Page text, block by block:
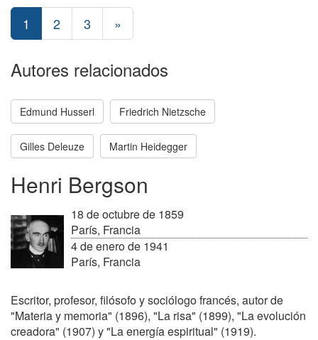
1 2 3 »
Autores relacionados
Edmund Husserl Friedrich Nietzsche
Gilles Deleuze Martin Heidegger
Henri Bergson
18 de octubre de 1859
París, Francia
4 de enero de 1941
París, Francia
Escritor, profesor, filósofo y sociólogo francés, autor de
"Materia y memoria" (1896), "La risa" (1899), "La evolución
creadora" (1907) y "La energía espiritual" (1919).